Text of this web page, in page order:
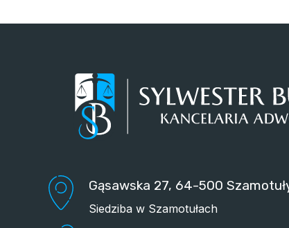
Gąsawska 27, 64-500
Siedziba w Szamotułach